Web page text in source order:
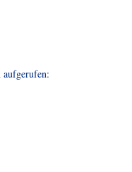
aufgerufen: